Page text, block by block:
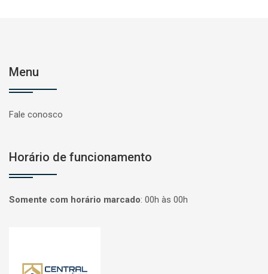
Menu
Fale conosco
Horário de funcionamento
Somente com horário marcado: 00h às 00h